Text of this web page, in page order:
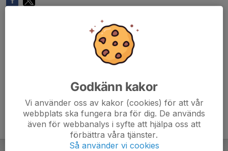
Godkänn kakor
Vi använder oss av kakor (cookies) för att vår
webbplats ska fungera bra för dig. De används
även för webbanalys i syfte att hjälpa oss att
förbättra våra tjänster.
Så använder vi cookies